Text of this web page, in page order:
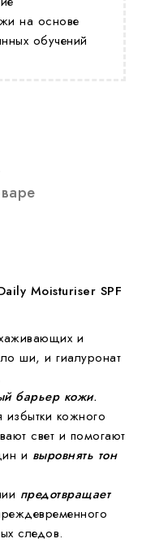
на основе
обучений
Moisturiser SPF
и
ши, и гиалуронат
барьер кожи.
кожного
свет и помогают
и выровнять тон
предотвращает
следов.